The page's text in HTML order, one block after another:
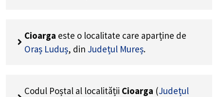
Cioarga este o localitate care aparține de
Oraș Luduș, din Județul Mureș.
Codul Poștal al localității Cioarga (Județul